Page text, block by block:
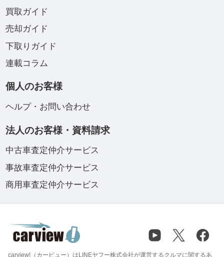
買取ガイド
売却ガイド
下取りガイド
連載コラム
個人のお客様
ヘルプ・お問い合わせ
法人のお客様・資料請求
中古車査定仲介サービス
事故車査定仲介サービス
商用車査定仲介サービス
carview!（カービュー）はLINEヤフー株式会社が運営するクルマに関するあ